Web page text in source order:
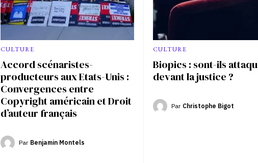
CULTURE
Accord scénaristes-
producteurs aux Etats-Unis :
Convergences entre
Copyright américain et Droit
d’auteur français
Par Benjamin Montels
CULTURE
Biopics : sont-ils
devant la justice ?
Par Christophe Bigot